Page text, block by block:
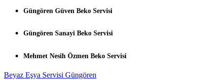
Güngören Güven Beko Servisi
Güngören Sanayi Beko Servisi
Mehmet Nesih Özmen Beko Servisi
Beyaz Eşya Servisi Güngören